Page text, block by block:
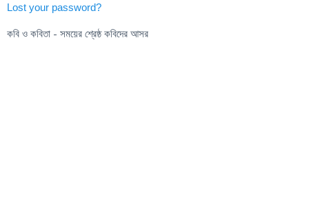
Lost your password?
কবি ও কবিতা - সময়ের শ্রেষ্ঠ কবিদের আসর